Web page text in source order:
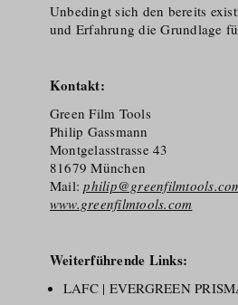
Unbedingt sich den bereits
und Erfahrung die Grundlage
Kontakt:
Green Film Tools
Philip Gassmann
Montgelasstrasse 43
81679 München
Mail:
www.greenfilmtools.com
Weiterführende Links:
LAFC | EVERGREEN